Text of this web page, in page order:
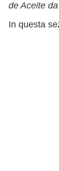
de Aceite
In questa